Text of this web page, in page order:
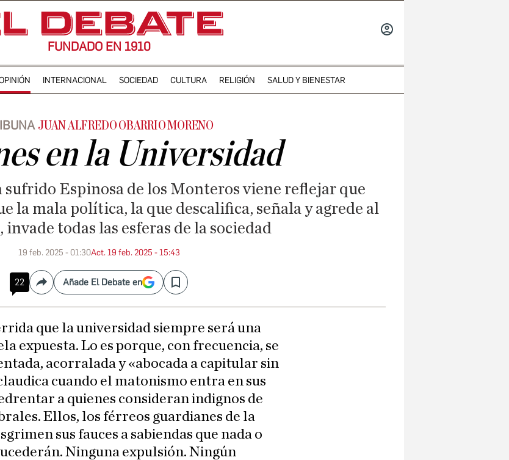
FUNDADO EN 1910
INTERNACIONAL SOCIEDAD CULTURA RELIGIÓN SALUD Y BIENESTAR
JUAN ALFREDO OBARRIO MORENO
en la Universidad
Espinosa de los Monteros viene reflejar que
la mala política, la que descalifica, señala y agrede al
invade todas las esferas de la sociedad
19 feb. 2025 - 01:30Act. 19 feb. 2025 - 15:43
22 CompartirAñade El Debate en Save
que la universidad siempre será una
expuesta. Lo es porque, con frecuencia, se
acorralada y «abocada a capitular sin
cuando el matonismo entra en sus
a quienes consideran indignos de
Ellos, los férreos guardianes de la
sus fauces a sabiendas que nada o
Ninguna expulsión. Ningún